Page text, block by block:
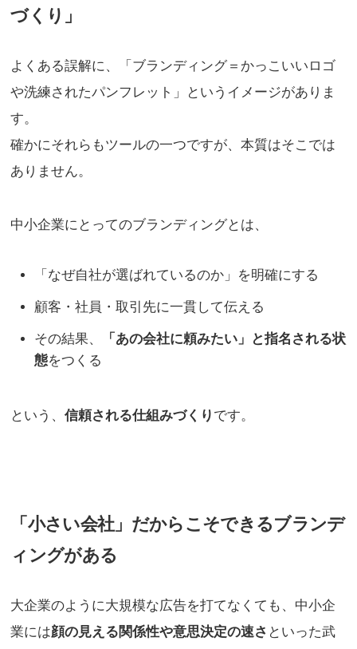
づくり」
よくある誤解に、「ブランディング＝かっこいいロゴ
や洗練されたパンフレット」というイメージがありま
す。
確かにそれらもツールの一つですが、本質はそこでは
ありません。
中小企業にとってのブランディングとは、
「なぜ自社が選ばれているのか」を明確にする
顧客・社員・取引先に一貫して伝える
その結果、
「あの会社に頼みたい」と指名される状
態をつくる
という、信頼される仕組みづくり です。
「小さい会社」だからこそできるブランデ
ィングがある
大企業のように大規模な広告を打てなくても、中小企
業には顔の見える関係性や意思決定の速さ といった武